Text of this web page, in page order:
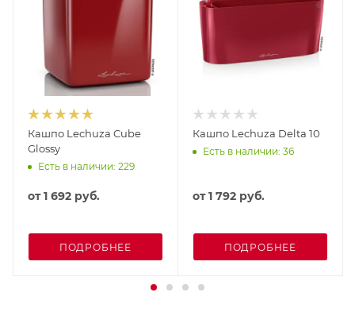
Кашпо Lechuza Cube
Glossy
Есть в наличии: 229
от1 692 руб.
ПОДРОБНЕЕ
Кашпо Lechuza Delta 10
Есть в наличии: 36
от1 792 руб.
ПОДРОБНЕЕ